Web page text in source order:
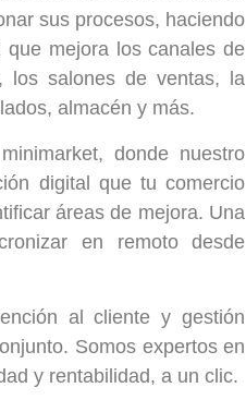
sus procesos, haciendo
mejora los canales de
los salones de ventas, la
almacén y más.
donde nuestro
digital que tu comercio
áreas de mejora. Una
en remoto desde
al cliente y gestión
Somos expertos en
y rentabilidad, a un clic.